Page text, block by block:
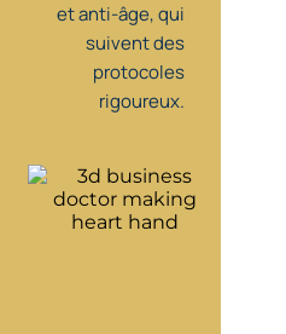
et anti-âge, qui
suivent des
protocoles
rigoureux.